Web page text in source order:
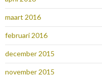
maart 2016
februari 2016
december 2015
november 2015